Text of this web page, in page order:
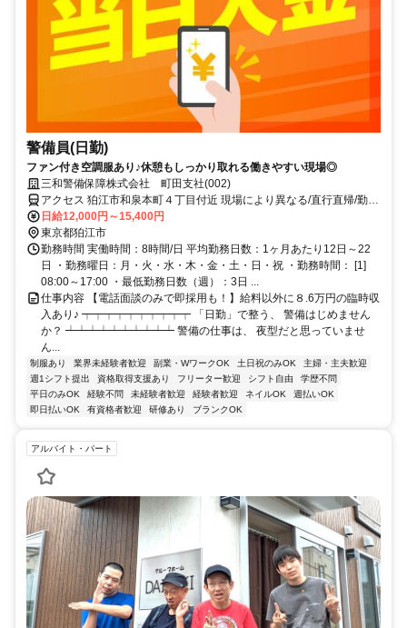
警備員(日勤)
ファン付き空調服あり♪休憩もしっかり取れる働きやすい現場◎
三和警備保障株式会社 町田支社(002)
アクセス 狛江市和泉本町４丁目付近 現場により異なる/直行直帰/勤務
地相談可 ■週3日～■電話面接
日給12,000円～15,400円
東京都狛江市
勤務時間 実働時間：8時間/日 平均勤務日数：1ヶ月あたり12日～22
日 ・勤務曜日：月・火・水・木・金・土・日・祝 ・勤務時間： [1]
08:00～17:00 ・最低勤務日数（週）：3日 ...
仕事内容 【電話面談のみで即採用も！】給料以外に８.6万円の臨時収
入あり♪ ┯┯┯┯┯┯┯┯┯┯ 「日勤」で整う、 警備はじめません
か？ ┷┷┷┷┷┷┷┷┷┷ 警備の仕事は、 夜型だと思っていませ
ん...
制服あり 業界未経験者歓迎 副業・WワークOK 土日祝のみOK
主婦・主夫歓迎
週1シフト提出
資格取得支援あり フリーター歓迎 シフト自由
学歴不問
平日のみOK
経験不問 未経験者歓迎 経験者歓迎 ネイルOK
週払いOK
即日払いOK
有資格者歓迎 研修あり ブランクOK
アルバイト・パート